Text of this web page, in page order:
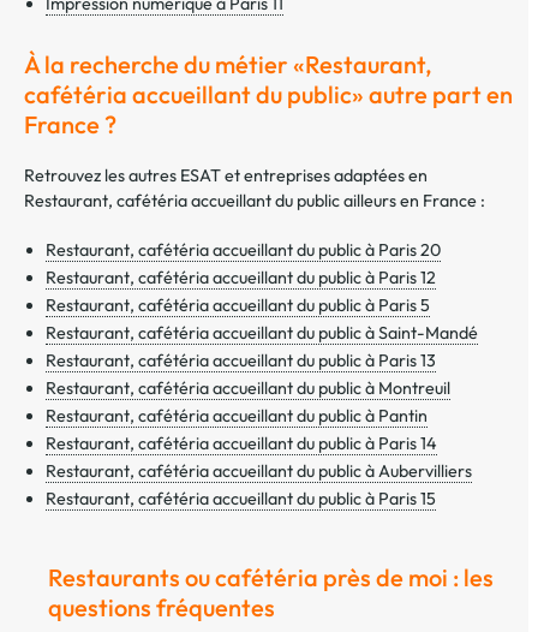
À la recherche du métier «Restaurant,
cafétéria accueillant du public» autre part en
France ?
Retrouvez les autres ESAT et entreprises adaptées en
Restaurant, cafétéria accueillant du public ailleurs en France :
Restaurant, cafétéria accueillant du public à Paris 20
Restaurant, cafétéria accueillant du public à Paris 12
Restaurant, cafétéria accueillant du public à Paris 5
Restaurant, cafétéria accueillant du public à Saint-Mandé
Restaurant, cafétéria accueillant du public à Paris 13
Restaurant, cafétéria accueillant du public à Montreuil
Restaurant, cafétéria accueillant du public à Pantin
Restaurant, cafétéria accueillant du public à Paris 14
Restaurant, cafétéria accueillant du public à Aubervilliers
Restaurant, cafétéria accueillant du public à Paris 15
Restaurants ou cafétéria près de moi : les
questions fréquentes